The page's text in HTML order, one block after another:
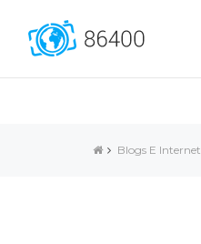
Blogs E Internet